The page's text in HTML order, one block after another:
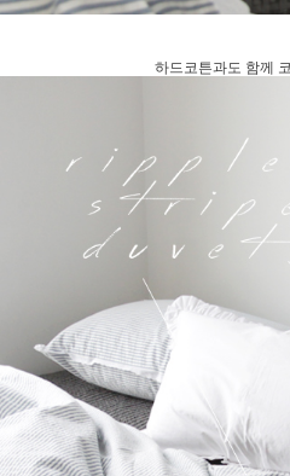
하드코튼과도 함께